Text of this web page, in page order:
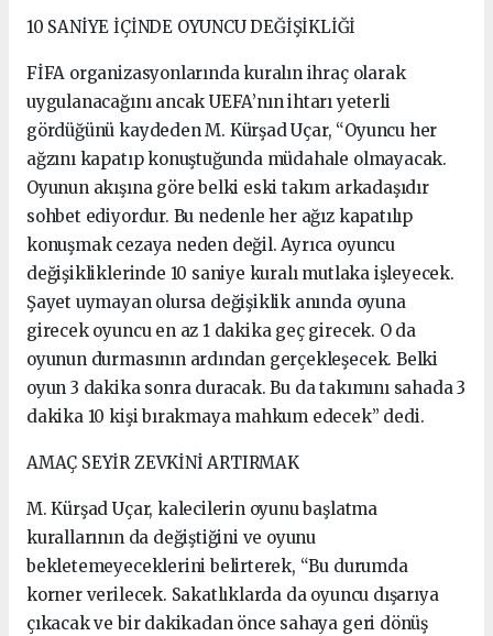
10 SANİYE İÇİNDE OYUNCU DEĞİŞİKLİĞİ
FİFA organizasyonlarında kuralın ihraç olarak
uygulanacağını ancak UEFA’nın ihtarı yeterli
gördüğünü kaydeden M. Kürşad Uçar, “Oyuncu her
ağzını kapatıp konuştuğunda müdahale olmayacak.
Oyunun akışına göre belki eski takım arkadaşıdır
sohbet ediyordur. Bu nedenle her ağız kapatılıp
konuşmak cezaya neden değil. Ayrıca oyuncu
değişikliklerinde 10 saniye kuralı mutlaka işleyecek.
Şayet uymayan olursa değişiklik anında oyuna
girecek oyuncu en az 1 dakika geç girecek. O da
oyunun durmasının ardından gerçekleşecek. Belki
oyun 3 dakika sonra duracak. Bu da takımını sahada 3
dakika 10 kişi bırakmaya mahkum edecek” dedi.
AMAÇ SEYİR ZEVKİNİ ARTIRMAK
M. Kürşad Uçar, kalecilerin oyunu başlatma
kurallarının da değiştiğini ve oyunu
bekletemeyeceklerini belirterek, “Bu durumda
korner verilecek. Sakatlıklarda da oyuncu dışarıya
çıkacak ve bir dakikadan önce sahaya geri dönüş